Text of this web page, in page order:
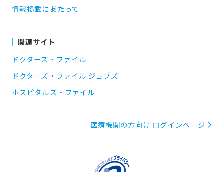
情報掲載にあたって
関連サイト
ドクターズ・ファイル
ドクターズ・ファイル ジョブズ
ホスピタルズ・ファイル
医療機関の方向け ログインページ